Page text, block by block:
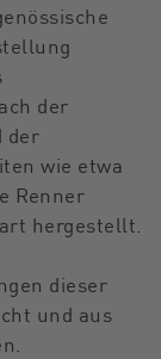
der
der
wie etwa
Renner
hergestellt.
dieser
und aus